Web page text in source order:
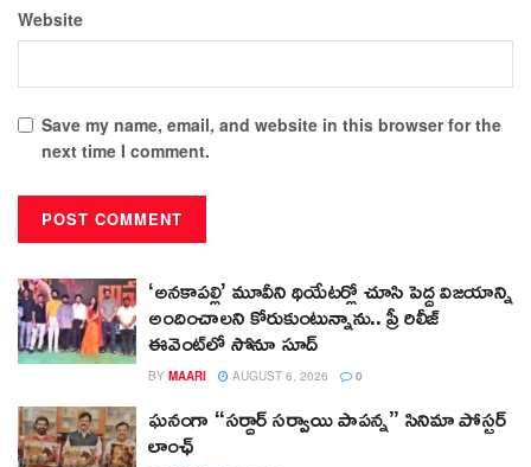
Website
Save my name, email, and website in this browser for the
next time I comment.
‘అనకాపల్లి’ మూవీని థియేటర్లో చూసి పెద్ద విజయాన్ని
అందించాలని కోరుకుంటున్నాను.. ప్రీ రిలీజ్
ఈవెంట్‌లో సోనూ సూద్
BY MAARI AUGUST 6, 2026 0
ఘనంగా “సర్దార్ సర్వాయి పాపన్న” సినిమా పోస్టర్
లాంఛ్